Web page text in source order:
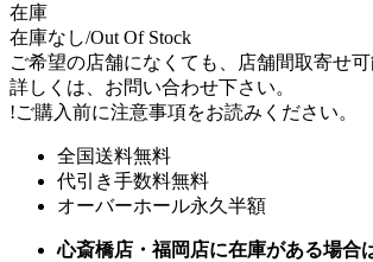
在庫
在庫なし/Out Of Stock
ご希望の店舗になくても、店舗間取寄せ可
詳しくは、お問い合わせ下さい。
!ご購入前に注意事項をお読みください。
全国送料無料
代引き手数料無料
オーバーホール永久半額
心斎橋店・福岡店に在庫がある場合